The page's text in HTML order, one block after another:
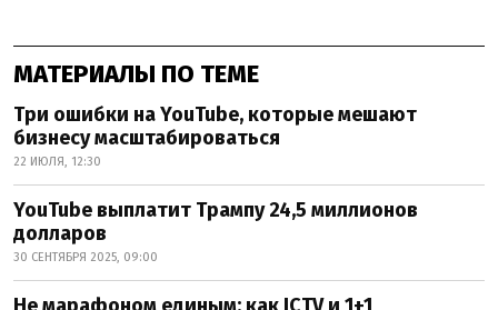
МАТЕРИАЛЫ ПО ТЕМЕ
Три ошибки на YouTube, которые мешают
бизнесу масштабироваться
22 ИЮЛЯ, 12:30
YouTube выплатит Трампу 24,5 миллионов
долларов
30 СЕНТЯБРЯ 2025, 09:00